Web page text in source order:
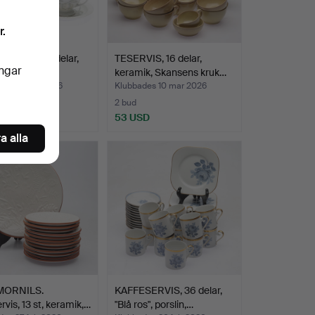
43 delar,
"Maria Bjö…
21 mar 2026
TESERVIS, 16 delar,
keramik, Skansens kruk…
Klubbades 10 mar 2026
2 bud
53 USD
13 st, keramik,…
KAFFESERVIS, 36 delar,
"Blå ros", porslin,…
alla